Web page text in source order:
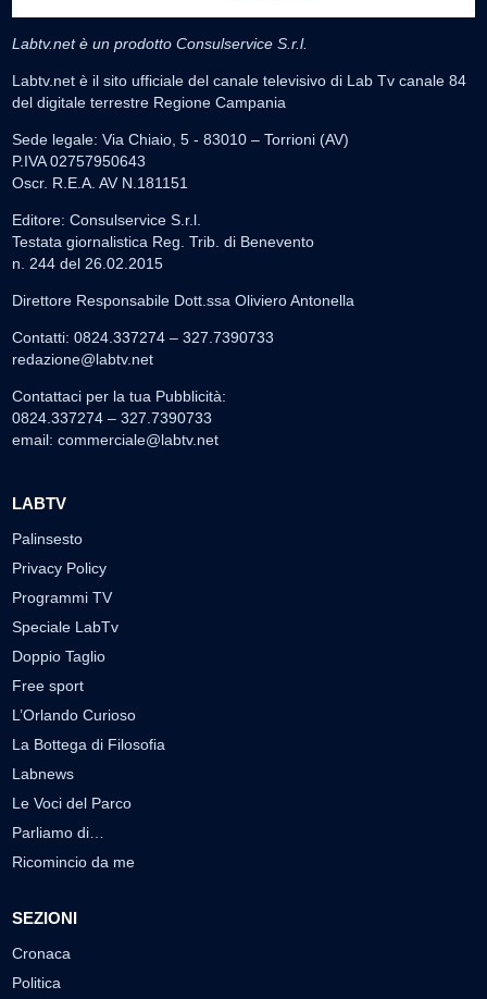
Labtv.net è un prodotto Consulservice S.r.l.
Labtv.net è il sito ufficiale del canale televisivo di Lab Tv canale 84
del digitale terrestre Regione Campania
Sede legale: Via Chiaio, 5 - 83010 – Torrioni (AV)
P.IVA 02757950643
Oscr. R.E.A. AV N.181151
Editore: Consulservice S.r.l.
Testata giornalistica Reg. Trib. di Benevento
n. 244 del 26.02.2015
Direttore Responsabile Dott.ssa Oliviero Antonella
Contatti: 0824.337274 – 327.7390733
redazione@labtv.net
Contattaci per la tua Pubblicità:
0824.337274 – 327.7390733
email: commerciale@labtv.net
LABTV
Palinsesto
Privacy Policy
Programmi TV
Speciale LabTv
Doppio Taglio
Free sport
L’Orlando Curioso
La Bottega di Filosofia
Labnews
Le Voci del Parco
Parliamo di…
Ricomincio da me
SEZIONI
Cronaca
Politica